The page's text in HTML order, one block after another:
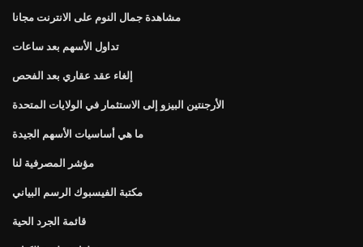
مشاهدة جمال النوم على الانترنت مجانا
تداول الأسهم بعد ساعات
إلغاء عقد عقاري بعد الفحص
الأرجنتين البيزو إلى الاستثمار في الولايات المتحدة
ما هي أساسيات الأسهم الجيدة
مؤشر المصرفية لنا
مكتبة الفيسبوك الرسم البياني
قائمة الجرد الحية